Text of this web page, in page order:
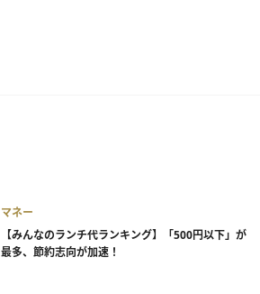
マネー
【みんなのランチ代ランキング】「500円以下」が
最多、節約志向が加速！